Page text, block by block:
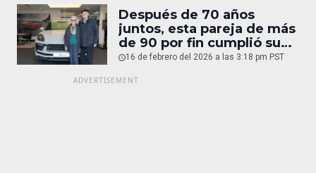
Después de 70 años
juntos, esta pareja de más
de 90 por fin cumplió su
sueño: un Porsche
16 de febrero del 2026 a las 3:18 pm PST